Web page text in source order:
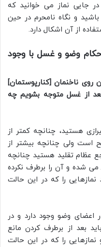
جایی نماز می خوانید که
و نگاه نامحرم در حین
از آن اشکال دارد.
وضو و غسل با وجود
روی ناخنمان [کنارپوستمان]
از غسل متوجه بشویم چه
هستید، چنانچه کمتر از
ولی چنانچه بیشتر از
عظام تقلید هستید چنانچه
شده و آن را برطرف نکرده
را که در این حالت
اعضای وضو وجود دارد و در
بعد از برطرف کردن مانع
نمازهایی را که در این حالت